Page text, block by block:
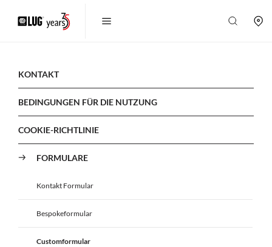
KONTAKT
BEDINGUNGEN FÜR DIE NUTZUNG
COOKIE-RICHTLINIE
FORMULARE
Kontakt Formular
Bespokeformular
Customformular